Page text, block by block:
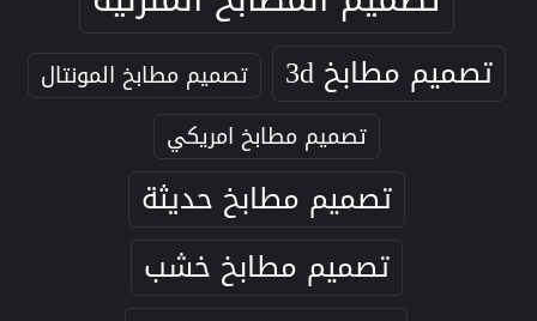
تصميم مطابخ 3d
تصميم مطابخ المونتال
تصميم مطابخ امريكي
تصميم مطابخ حديثة
تصميم مطابخ خشب